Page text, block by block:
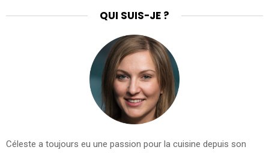
QUI SUIS-JE ?
Céleste a toujours eu une passion pour la cuisine depuis son